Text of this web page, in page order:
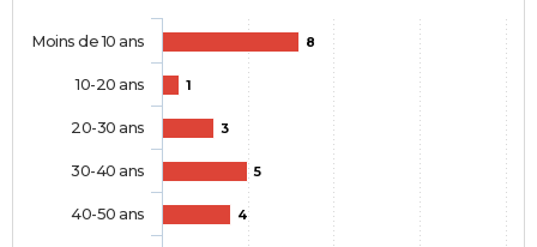
8
1
3
5
4
Moins de 10 ans
10-20 ans
20-30 ans
30-40 ans
40-50 ans